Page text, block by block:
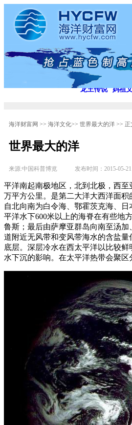
首 页 蓝色浪潮 海
海洋财富网6周年
龙王传说
妈祖
海洋财富网 >> 海洋文化>> 世界最大的洋 >> 正
世界最大的洋
来源:中国科普博览 发布时间：2015-05-21
平洋南起南极地区，北到北极，西
万平方公里。是第二大洋大西洋面
自北向南为白令海、鄂霍茨克海、
平洋水下600米以上的海脊在有些地
鲁斯；最后由萨摩亚群岛向南至汤
道附近无风带和变风带海水的含盐
底层。深层冷水在西太平洋以比较
水下沉的影响。在太平洋热带会聚区